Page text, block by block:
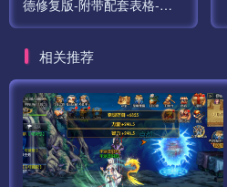
德修复版-附带配套表格-配
经典3D横版闯关手游最新-打
教程-管理后台-交易市场-
GM总运营WEB管理后台-新
版多功能GM授权后台-安卓
版本！
相关推荐